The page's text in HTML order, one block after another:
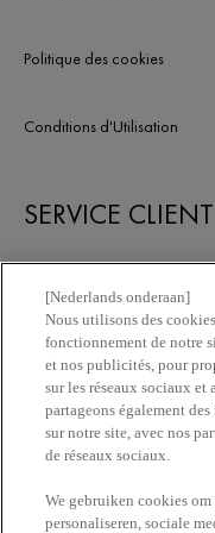
Politique des cookies
Conditions d'Utilisation
SERVICE CLIENT
Newsletter
Trouvez une pharmacie​
[Nederlands onderaan]
Nous utilisons des
fonctionnement de notre
et nos publicités, pour
sur les réseaux sociaux
partageons également
sur notre site, avec nos
de réseaux sociaux.
We gebruiken cookies
personaliseren, sociale